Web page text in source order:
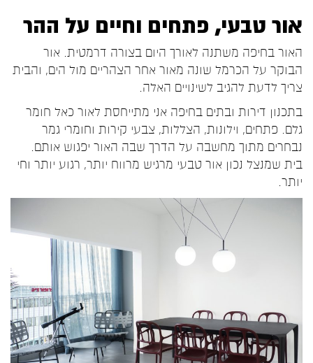
אור טבעי, פתחים וחיים על ההר
האור בחיפה משתנה לאורך היום בצורה דרמטית. אור
הבוקר על הכרמל שונה מאור אחר הצהריים מול הים, והבית
צריך לדעת להגיב לשינויים האלה.
בתכנון דירות ובתים בחיפה אני מתייחסת לאור כאל חומר
גלם. פתחים, וילונות, הצללות, צבעי קירות וחומרי גמר
נבחרים מתוך מחשבה על הדרך שבה האור יפגוש אותם.
בית שמנצל נכון אור טבעי מרגיש מרווח יותר, רגוע יותר וחי
יותר.